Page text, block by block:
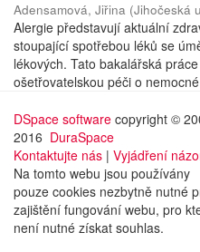
Adensamová, Jiřina (Jihočeská
Alergie představují aktuální
stoupající spotřebou léků se
lékových. Tato bakalářská
ošetřovatelskou péči o
DSpace software copyright ©
2016 DuraSpace
Kontaktujte nás | Vyjádření
Na tomto webu jsou používány
pouze cookies nezbytně nutné
zajištění fungování webu, pro
není nutné získat souhlas.